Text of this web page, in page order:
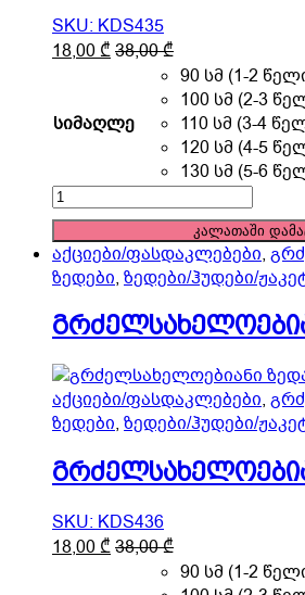
SKU: KDS435
18,00₾38,00₾This
product
has
multiple
variants.
The
options
may
be
chosen
on
the
product
სიმაღლე
90 სმ (1-2
100 სმ (2-3
110 სმ (3-4
120 სმ (4-5
130 სმ (5-6
გრძელსახელოებიანი
ზედა
quantity
კალათაში
აქციები/ფასდაკლებები,
ზედები, ზედები/ჰუდები/
აქციები/ფასდაკლებები,
ზედები, ზედები/ჰუდები/
SKU: KDS436
18,00₾38,00₾This
product
90 სმ (1-2